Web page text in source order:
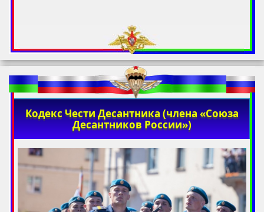
Кодекс Чести Десантника (члена «Союза
Десантников России»)